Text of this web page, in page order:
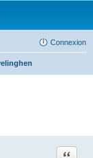
Connexion
Citation